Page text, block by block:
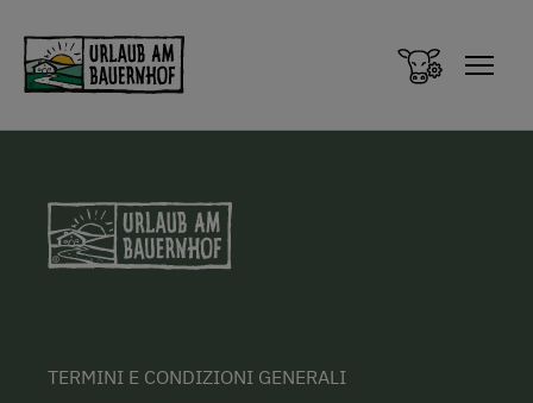
TERMINI E CONDIZIONI GENERALI